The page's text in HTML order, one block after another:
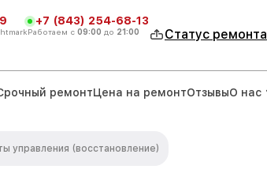
+7 (843) 254-68-13
Работаем с 09:00 до 21:00 Статус ремонта
ремонтЦена на ремонтОтзывыО нас
управления (восстановление)